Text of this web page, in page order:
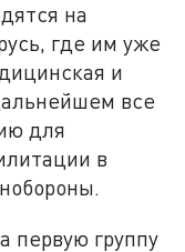
на
где им уже
и
все
для
в
первую группу